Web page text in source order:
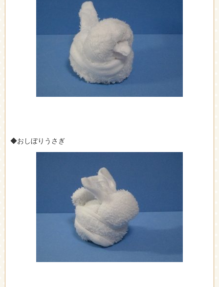
◆おしぼりうさぎ